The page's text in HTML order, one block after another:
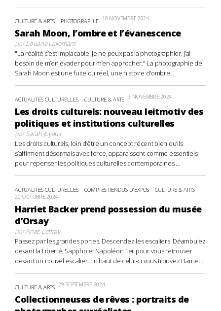
CULTURE & ARTS PHOTOGRAPHIE 10 NOVEMBRE 2024
Sarah Moon, l’ombre et l’évanescence
parLouane Lallemant
"La réalité c’est implacable. Je ne peux pas la photographier. J’ai
besoin de m’en évader pour m’en approcher." La photographie de
Sarah Moon est une fuite du réel, une histoire d'ombre...
ACTUALITÉS CULTURELLES CULTURE & ARTS 3 NOVEMBRE 2024
Les droits culturels: nouveau leitmotiv des
politiques et institutions culturelles
parSarah Joyaux
Les droits culturels, loin d’être un concept récent bien qu’ils
s’affirment désormais avec force, apparaissent comme essentiels
pour repenser les politiques culturelles contemporaines....
ACTUALITÉS CULTURELLES COMPTES RENDUS D'EXPOS CULTURE & ARTS
20 OCTOBRE 2024
Harriet Backer prend possession du musée
d’Orsay
parAnaë Leffray
Passez par les grandes portes. Descendez les escaliers. Déambulez
devant la Liberté, Sappho et Napoléon 1er pour vous retrouver
devant un nouvel escalier. En haut de celui-ci vous trouvez Harriet...
CULTURE & ARTS 29 SEPTEMBRE 2024
Collectionneuses de rêves : portraits de